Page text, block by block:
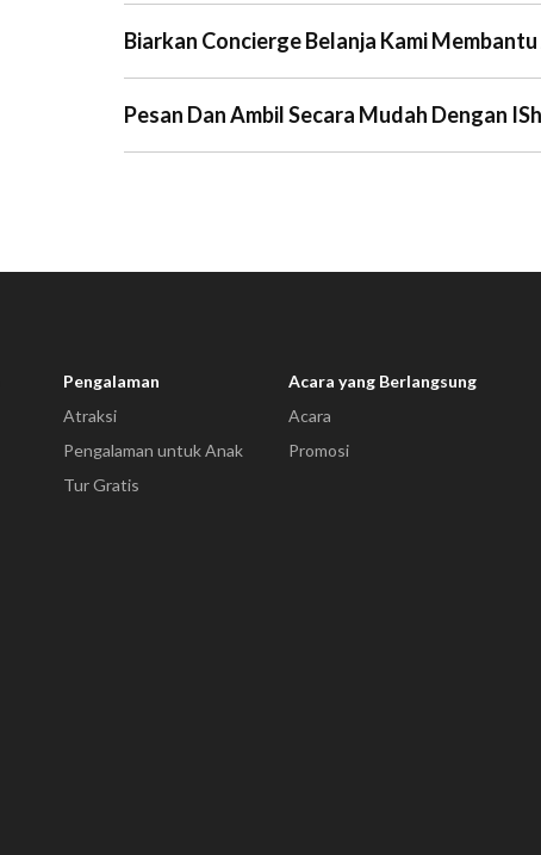
Biarkan Concierge Belanja Kami
Pesan Dan Ambil Secara Mudah Dengan
Pengalaman
Atraksi
Pengalaman untuk Anak
Tur Gratis
Acara yang Berlangsung
Acara
Promosi